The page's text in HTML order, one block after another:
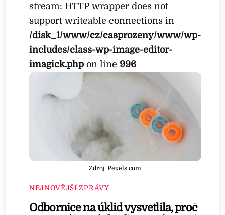
stream: HTTP wrapper does not
support writeable connections in
/disk_1/www/cz/casprozeny/www/wp-
includes/class-wp-image-editor-
imagick.php on line 996
Zdroj: Pexels.com
NEJNOVĚJŠÍ ZPRÁVY
Odbornice na úklid vysvětlila, proč